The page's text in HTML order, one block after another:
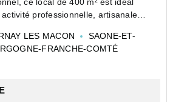
professionnelle, artisanale,
d'aménagement et
LES MACON
SAONE-ET-
FRANCHE-COMTÉ